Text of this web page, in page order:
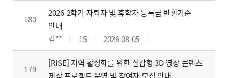
180
2026-2학기 자퇴자 및 휴학자 등록금 반환기준
안내
김**
15 2026-08-05
179
[RISE] 지역 활성화를 위한 실감형 3D 영상 콘텐츠
제작 프로젝트 운영 및 참여자 모집 안내